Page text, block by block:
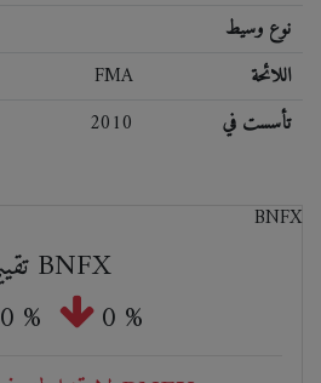
نوع وسيط
FMA
اللائحة
2010
تأسست في
تقييم BNFX
0 % 0 %